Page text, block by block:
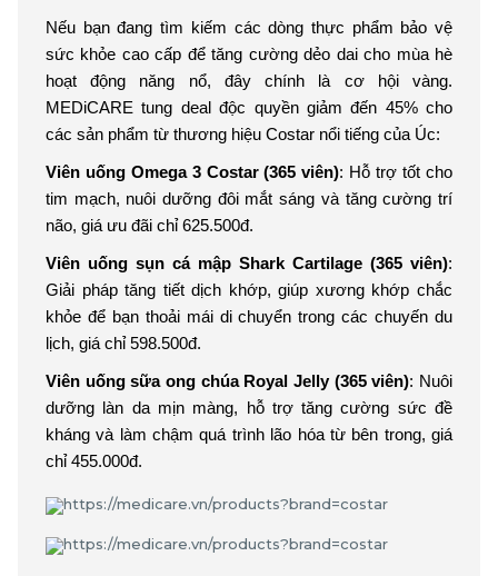
Nếu bạn đang tìm kiếm các dòng thực phẩm bảo vệ
sức khỏe cao cấp để tăng cường dẻo dai cho mùa hè
hoạt động năng nổ, đây chính là cơ hội vàng.
MEDiCARE tung deal độc quyền giảm đến 45% cho
các sản phẩm từ thương hiệu Costar nổi tiếng của Úc:
Viên uống Omega 3 Costar (365 viên): Hỗ trợ tốt cho
tim mạch, nuôi dưỡng đôi mắt sáng và tăng cường trí
não, giá ưu đãi chỉ 625.500đ.
Viên uống sụn cá mập Shark Cartilage (365 viên):
Giải pháp tăng tiết dịch khớp, giúp xương khớp chắc
khỏe để bạn thoải mái di chuyển trong các chuyến du
lịch, giá chỉ 598.500đ.
Viên uống sữa ong chúa Royal Jelly (365 viên): Nuôi
dưỡng làn da mịn màng, hỗ trợ tăng cường sức đề
kháng và làm chậm quá trình lão hóa từ bên trong, giá
chỉ 455.000đ.